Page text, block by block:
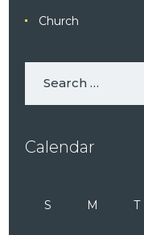
Church
Calendar
S
M T